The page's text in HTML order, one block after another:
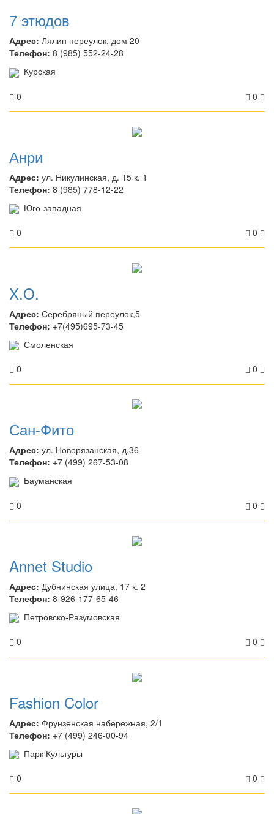
7 этюдов
Адрес: Лялин переулок, дом 20
Телефон: 8 (985) 552-24-28
Курская
0 0
Анри
Адрес: ул. Никулинская, д. 15 к. 1
Телефон: 8 (985) 778-12-22
Юго-западная
0 0
X.O.
Адрес: Серебряный переулок,5
Телефон: +7(495)695-73-45
Смоленская
0 0
Сан-Фито
Адрес: ул. Новорязанская, д.36
Телефон: +7 (499) 267-53-08
Бауманская
0 0
Annet Studio
Адрес: Дубнинская улица, 17 к. 2
Телефон: 8-926-177-65-46
Петровско-Разумовская
0 0
Fashion Color
Адрес: Фрунзенская набережная, 2/1
Телефон: +7 (499) 246-00-94
Парк Культуры
0 0